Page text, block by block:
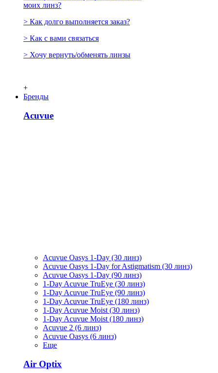
моих линз?
> Как долго выполняется заказ?
> Как с вами связаться
> Хочу вернуть/обменять линзы
+
Бренды
Acuvue
Acuvue Oasys 1-Day (30 линз)
Acuvue Oasys 1-Day for Astigmatism (30 линз)
Acuvue Oasys 1-Day (90 линз)
1-Day Acuvue TruEye (30 линз)
1-Day Acuvue TruEye (90 линз)
1-Day Acuvue TruEye (180 линз)
1-Day Acuvue Moist (30 линз)
1-Day Acuvue Moist (180 линз)
Acuvue 2 (6 линз)
Acuvue Oasys (6 линз)
Еще
Air Optix